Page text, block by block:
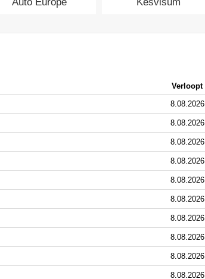
Verloopt
8.08.2026
8.08.2026
8.08.2026
8.08.2026
8.08.2026
8.08.2026
8.08.2026
8.08.2026
8.08.2026
8.08.2026